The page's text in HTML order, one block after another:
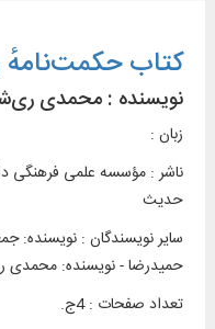
کتاب
نویسنده : محمدی
زبان :
ناشر : مؤسسه علمی فرهنگی
حديث
سایر نویسندگان : نویسنده:
حمیدرضا - نویسنده:
تعداد صفحات : 4ج.